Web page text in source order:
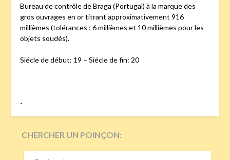
Bureau de contrôle de Braga (Portugal) à la marque des
gros ouvrages en or titrant approximativement 916
millièmes (tolérances : 6 millièmes et 10 millièmes pour les
objets soudés).
Siécle de début: 19 – Siécle de fin: 20
-
CHERCHER UN POINÇON:
RECHERCHER :